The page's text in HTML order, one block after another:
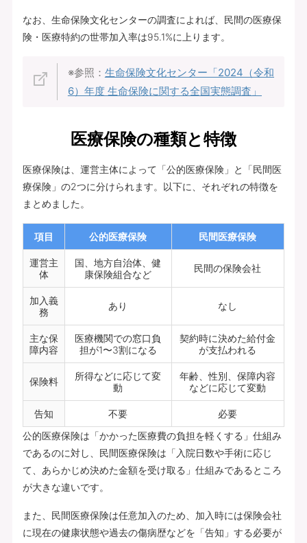
なお、生命保険文化センターの調査によれば、民間の医療保
険・医療特約の世帯加入率は95.1%に上ります。
※参照： 生命保険文化センター「2024（令和
6）年度 生命保険に関する全国実態調査」
医療保険の種類と特徴
医療保険は、運営主体によって「公的医療保険」と「民間医
療保険」の2つに分けられます。以下に、それぞれの特徴を
まとめました。
項目 公的医療保険 民間医療保険
運営主
体
国、地方自治体、健
康保険組合など
民間の保険会社
加入義
務
あり なし
主な保
障内容
医療機関での窓口負
担が1〜3割になる
契約時に決めた給付金
が支払われる
保険料
所得などに応じて変
動
年齢、性別、保障内容
などに応じて変動
告知 不要
必要
公的医療保険は「かかった医療費の負担を軽くする」仕組み
であるのに対し、民間医療保険は「入院日数や手術に応じ
て、あらかじめ決めた金額を受け取る」仕組みであるところ
が大きな違いです。
また、民間医療保険は任意加入のため、加入時には保険会社
に現在の健康状態や過去の傷病歴などを「告知」する必要が